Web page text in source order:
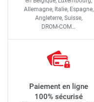
Allemagne, Italie, Espagne,
Angleterre, Suisse,
DROM-COM…
Paiement en ligne
100% sécurisé